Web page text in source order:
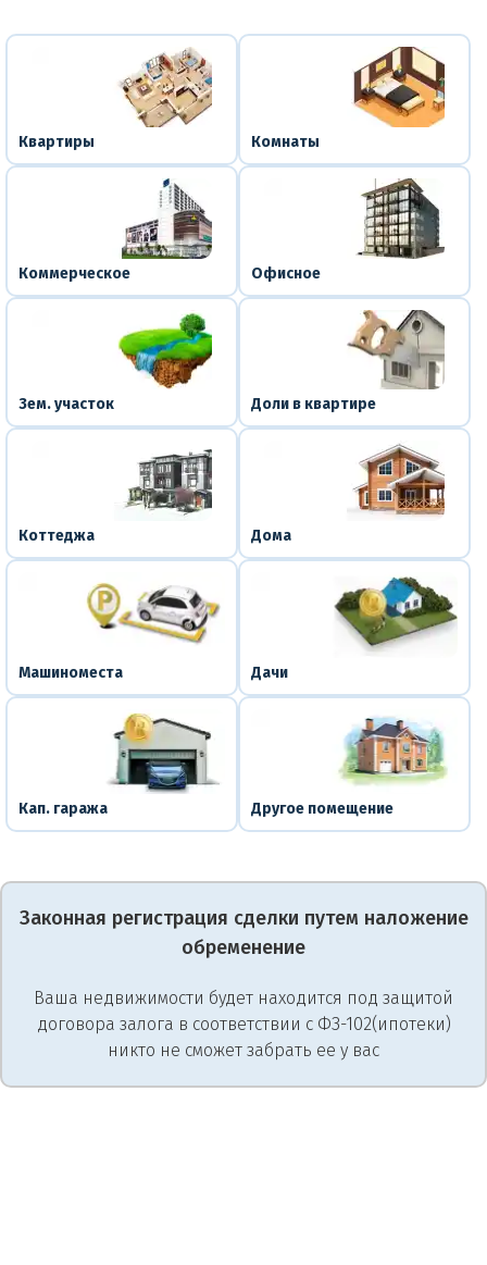
Квартиры Комнаты
Коммерческое Офисное
Зем. участок Доли в квартире
Коттеджа Дома
Машиноместа Дачи
Кап. гаража Другое помещение
Законная регистрация сделки путем наложение
обременение
Ваша недвижимости будет находится под защитой
договора залога в соответствии с ФЗ-102(ипотеки)
никто не сможет забрать ее у вас